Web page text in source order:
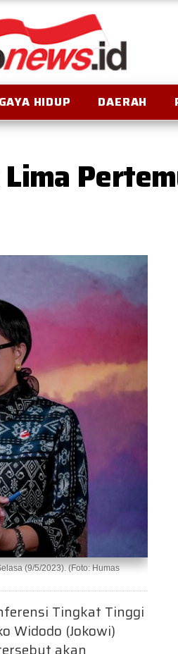
GAYA HIDUP DAERAH
(9/5/2023). (Foto: Humas
Tingkat Tinggi
Widodo (Jokowi)